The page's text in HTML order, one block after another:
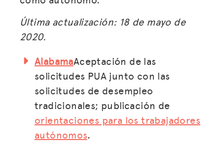
Última actualización: 18 de mayo de
2020.
AlabamaAceptación de las
solicitudes PUA junto con las
solicitudes de desempleo
tradicionales; publicación de
orientaciones para los trabajadores
autónomos.